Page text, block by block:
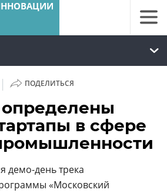
| ПОДЕЛИТЬСЯ
в сфере
демо-день трека
«Московский